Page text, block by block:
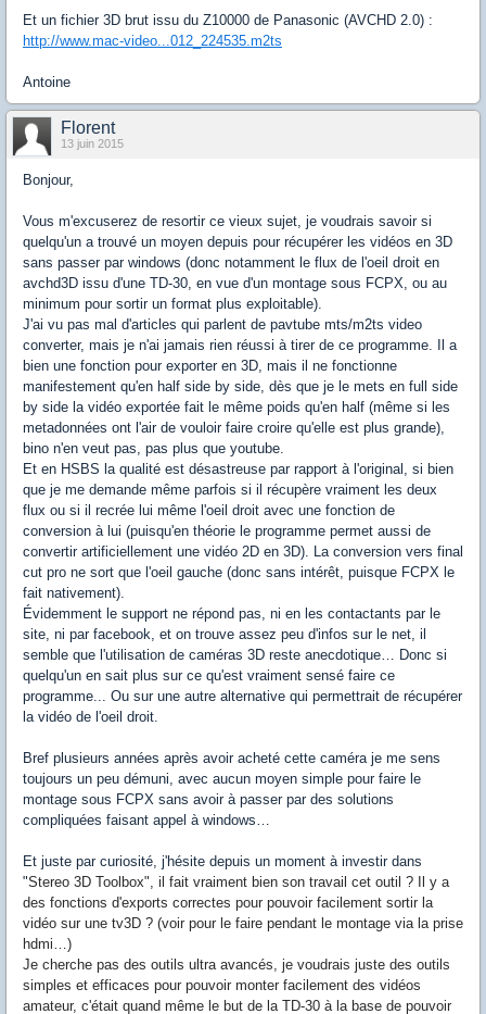
Et un fichier 3D brut issu du Z10000 de Panasonic (AVCHD 2.0) :
http://www.mac-video...012_224535.m2ts
Antoine
Florent
13 juin 2015
Bonjour,
Vous m'excuserez de resortir ce vieux sujet, je voudrais savoir si
quelqu'un a trouvé un moyen depuis pour récupérer les vidéos en 3D
sans passer par windows (donc notamment le flux de l'oeil droit en
avchd3D issu d'une TD-30, en vue d'un montage sous FCPX, ou au
minimum pour sortir un format plus exploitable).
J'ai vu pas mal d'articles qui parlent de pavtube mts/m2ts video
converter, mais je n'ai jamais rien réussi à tirer de ce programme. Il a
bien une fonction pour exporter en 3D, mais il ne fonctionne
manifestement qu'en half side by side, dès que je le mets en full side
by side la vidéo exportée fait le même poids qu'en half (même si les
metadonnées ont l'air de vouloir faire croire qu'elle est plus grande),
bino n'en veut pas, pas plus que youtube.
Et en HSBS la qualité est désastreuse par rapport à l'original, si bien
que je me demande même parfois si il récupère vraiment les deux
flux ou si il recrée lui même l'oeil droit avec une fonction de
conversion à lui (puisqu'en théorie le programme permet aussi de
convertir artificiellement une vidéo 2D en 3D). La conversion vers final
cut pro ne sort que l'oeil gauche (donc sans intérêt, puisque FCPX le
fait nativement).
Évidemment le support ne répond pas, ni en les contactants par le
site, ni par facebook, et on trouve assez peu d'infos sur le net, il
semble que l'utilisation de caméras 3D reste anecdotique… Donc si
quelqu'un en sait plus sur ce qu'est vraiment sensé faire ce
programme... Ou sur une autre alternative qui permettrait de récupérer
la vidéo de l'oeil droit.
Bref plusieurs années après avoir acheté cette caméra je me sens
toujours un peu démuni, avec aucun moyen simple pour faire le
montage sous FCPX sans avoir à passer par des solutions
compliquées faisant appel à windows…
Et juste par curiosité, j'hésite depuis un moment à investir dans
"Stereo 3D Toolbox", il fait vraiment bien son travail cet outil ? Il y a
des fonctions d'exports correctes pour pouvoir facilement sortir la
vidéo sur une tv3D ? (voir pour le faire pendant le montage via la prise
hdmi…)
Je cherche pas des outils ultra avancés, je voudrais juste des outils
simples et efficaces pour pouvoir monter facilement des vidéos
amateur, c'était quand même le but de la TD-30 à la base de pouvoir